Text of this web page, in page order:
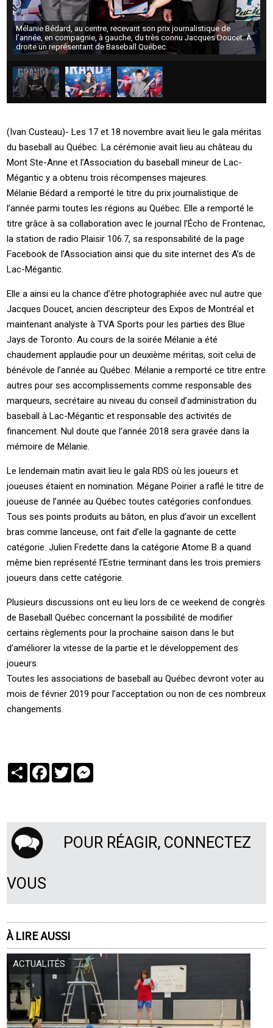
Mélanie Bédard, au centre, recevant son prix journalistique de
l’année, en compagnie, à gauche, du très connu Jacques Doucet. À
droite un représentant de Baseball Québec.
(Ivan Custeau)- Les 17 et 18 novembre avait lieu le gala méritas
du baseball au Québec. La cérémonie avait lieu au château du
Mont Ste-Anne et l’Association du baseball mineur de Lac-
Mégantic y a obtenu trois récompenses majeures.
Mélanie Bédard a remporté le titre du prix journalistique de
l’année parmi toutes les régions au Québec. Elle a remporté le
titre grâce à sa collaboration avec le journal l’Écho de Frontenac,
la station de radio Plaisir 106.7, sa responsabilité de la page
Facebook de l’Association ainsi que du site internet des A’s de
Lac-Mégantic.
Elle a ainsi eu la chance d’être photographiée avec nul autre que
Jacques Doucet, ancien descripteur des Expos de Montréal et
maintenant analyste à TVA Sports pour les parties des Blue
Jays de Toronto. Au cours de la soirée Mélanie a été
chaudement applaudie pour un deuxième méritas, soit celui de
bénévole de l’année au Québec. Mélanie a remporté ce titre entre
autres pour ses accomplissements comme responsable des
marqueurs, secrétaire au niveau du conseil d’administration du
baseball à Lac-Mégantic et responsable des activités de
financement. Nul doute que l’année 2018 sera gravée dans la
mémoire de Mélanie.
Le lendemain matin avait lieu le gala RDS où les joueurs et
joueuses étaient en nomination. Mégane Poirier a raflé le titre de
joueuse de l’année au Québec toutes catégories confondues.
Tous ses points produits au bâton, en plus d’avoir un excellent
bras comme lanceuse, ont fait d’elle la gagnante de cette
catégorie. Julien Fredette dans la catégorie Atome B a quand
même bien représenté l’Estrie terminant dans les trois premiers
joueurs dans cette catégorie.
Plusieurs discussions ont eu lieu lors de ce weekend de congrès
de Baseball Québec concernant la possibilité de modifier
certains règlements pour la prochaine saison dans le but
d’améliorer la vitesse de la partie et le développement des
joueurs.
Toutes les associations de baseball au Québec devront voter au
mois de février 2019 pour l’acceptation ou non de ces nombreux
changements.
PartagerFacebook
Twitter
POUR RÉAGIR, CONNECTEZ
VOUS
À LIRE AUSSI
ACTUALITÉS